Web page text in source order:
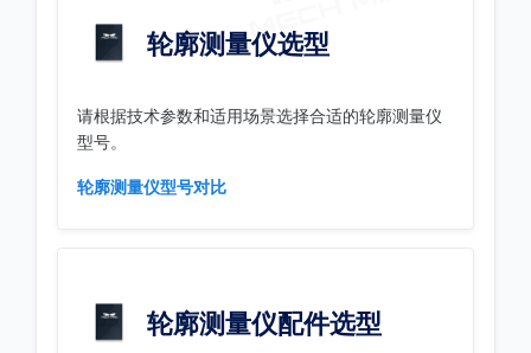
轮廓测量仪选型
请根据技术参数和适用场景选择合适的轮廓测量仪
型号。
轮廓测量仪型号对比
轮廓测量仪配件选型